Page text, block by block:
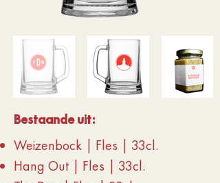
Bestaande uit:
Weizenbock | Fles | 33cl.
Hang Out | Fles | 33cl.